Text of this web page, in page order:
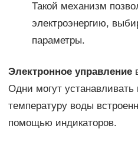
Такой механизм
электроэнергию,
параметры.
Электронное управление
Одни могут
температуру воды
помощью индикаторов.